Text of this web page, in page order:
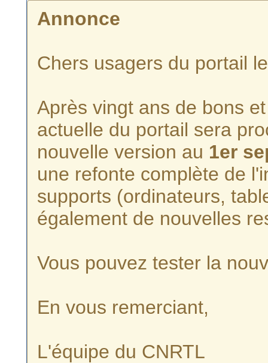
Annonce
Chers usagers du portail
Après vingt ans de bons
actuelle du portail sera
nouvelle version au 1er
une refonte complète de
supports (ordinateurs,
également de nouvelles
Vous pouvez tester la
En vous remerciant,
L'équipe du CNRTL